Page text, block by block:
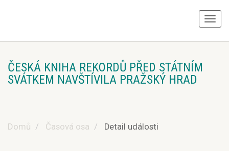
ČESKÁ KNIHA REKORDŮ PŘED STÁTNÍM
SVÁTKEM NAVŠTÍVILA PRAŽSKÝ HRAD
Domů Časová osa Detail události